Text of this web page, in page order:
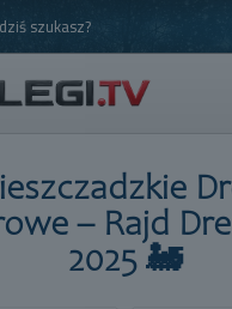
– Rajd
2025 🚂